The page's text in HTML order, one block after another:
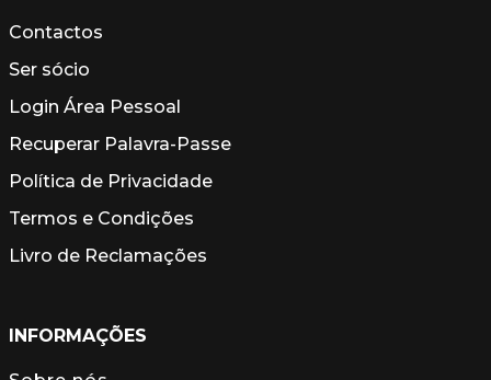
Contactos
Ser sócio
Login Área Pessoal
Recuperar Palavra-Passe
Política de Privacidade
Termos e Condições
Livro de Reclamações
INFORMAÇÕES